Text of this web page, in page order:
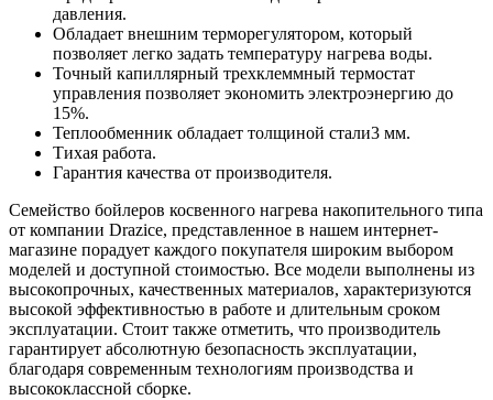
давления.
Обладает внешним терморегулятором, который
позволяет легко задать температуру нагрева воды.
Точный капиллярный трехклеммный термостат
управления позволяет экономить электроэнергию до
15%.
Теплообменник обладает толщиной стали3 мм.
Тихая работа.
Гарантия качества от производителя.
Семейство бойлеров косвенного нагрева накопительного типа
от компании Drazice, представленное в нашем интернет-
магазине порадует каждого покупателя широким выбором
моделей и доступной стоимостью. Все модели выполнены из
высокопрочных, качественных материалов, характеризуются
высокой эффективностью в работе и длительным сроком
эксплуатации. Стоит также отметить, что производитель
гарантирует абсолютную безопасность эксплуатации,
благодаря современным технологиям производства и
высококлассной сборке.